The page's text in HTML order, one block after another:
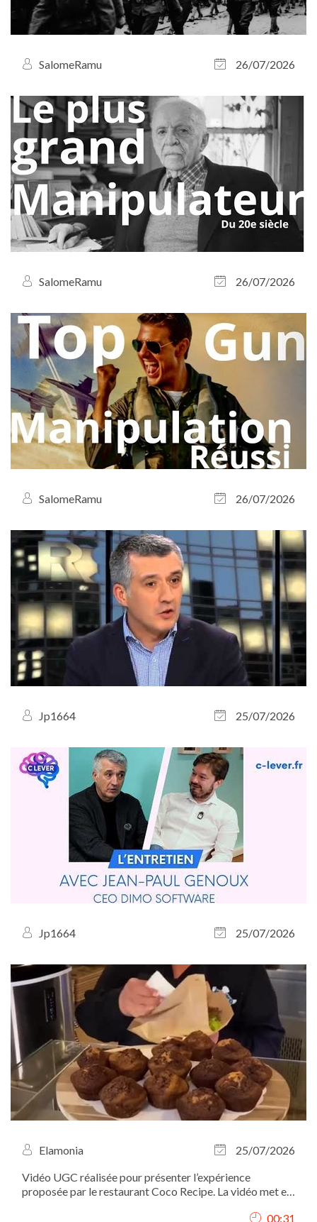
SalomeRamu 26/07/2026
SalomeRamu 26/07/2026
SalomeRamu 26/07/2026
Jp1664 25/07/2026
Jp1664 25/07/2026
Elamonia
25/07/2026
Vidéo UGC réalisée pour présenter l’expérience
proposée par le restaurant Coco Recipe. La vidéo met en
00:31